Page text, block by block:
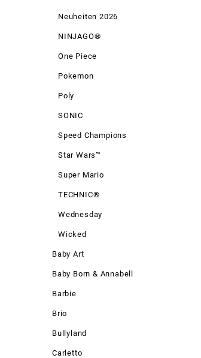
Neuheiten 2026
NINJAGO®
One Piece
Pokemon
Poly
SONIC
Speed Champions
Star Wars™
Super Mario
TECHNIC®
Wednesday
Wicked
Baby Art
Baby Born & Annabell
Barbie
Brio
Bullyland
Carletto